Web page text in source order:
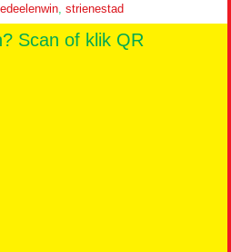
,strienestad
Scan of klik QR